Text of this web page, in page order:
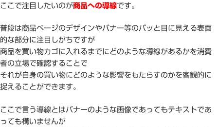
ここで注目したいのが商品への導線です。
普段は商品ページのデザインやバナー等のパッと目に見える表面
的な部分に注目しがちですが
商品を買い物カゴに入れるまでにどのような導線があるかを消費
者の立場で確認することで
それが自身の買い物にどのような影響をもたらすのかを客観的に
捉えることができます。
ここで言う導線とはバナーのような画像であってもテキストであ
っても構いませんが